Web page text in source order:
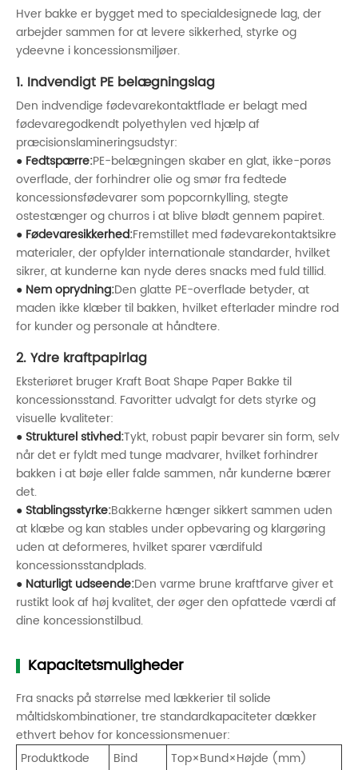
Hver bakke er bygget med to specialdesignede lag, der
arbejder sammen for at levere sikkerhed, styrke og
ydeevne i koncessionsmiljøer.
1. Indvendigt PE belægningslag
Den indvendige fødevarekontaktflade er belagt med
fødevaregodkendt polyethylen ved hjælp af
præcisionslamineringsudstyr:
● Fedtspærre:PE-belægningen skaber en glat, ikke-porøs
overflade, der forhindrer olie og smør fra fedtede
koncessionsfødevarer som popcornkylling, stegte
ostestænger og churros i at blive blødt gennem papiret.
● Fødevaresikkerhed:Fremstillet med fødevarekontaktsikre
materialer, der opfylder internationale standarder, hvilket
sikrer, at kunderne kan nyde deres snacks med fuld tillid.
● Nem oprydning:Den glatte PE-overflade betyder, at
maden ikke klæber til bakken, hvilket efterlader mindre rod
for kunder og personale at håndtere.
2. Ydre kraftpapirlag
Eksteriøret bruger Kraft Boat Shape Paper Bakke til
koncessionsstand. Favoritter udvalgt for dets styrke og
visuelle kvaliteter:
● Strukturel stivhed:Tykt, robust papir bevarer sin form, selv
når det er fyldt med tunge madvarer, hvilket forhindrer
bakken i at bøje eller falde sammen, når kunderne bærer
det.
● Stablingsstyrke:Bakkerne hænger sikkert sammen uden
at klæbe og kan stables under opbevaring og klargøring
uden at deformeres, hvilket sparer værdifuld
koncessionsstandplads.
● Naturligt udseende:Den varme brune kraftfarve giver et
rustikt look af høj kvalitet, der øger den opfattede værdi af
dine koncessionstilbud.
Kapacitetsmuligheder
Fra snacks på størrelse med lækkerier til solide
måltidskombinationer, tre standardkapaciteter dækker
ethvert behov for koncessionsmenuer:
Produktkode
Bind
Top×Bund×Højde (mm)